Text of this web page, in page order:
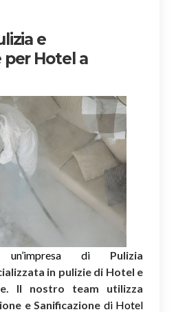
e
per Hotel a
di Pulizia
in pulizie di Hotel e
Il nostro team utilizza
e Sanificazione di Hotel